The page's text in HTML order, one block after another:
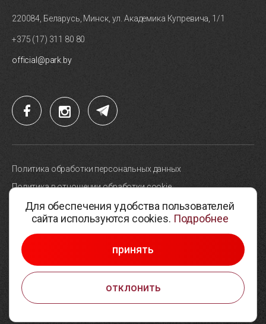
220084, Беларусь, Минск, ул. Академика Купревича, 1/1
+375 (17) 311 80 80
official@park.by
© 2005-2026, Парк высоких технологий
Разработка сайтов —Студия Борового
Политика обработки персональных данных
Политика в отношении обработки cookie
Карта сайта
Выбор настроек cookie
Для обеспечения удобства пользователей
сайта используются cookies. Подробнее
принять
отклонить